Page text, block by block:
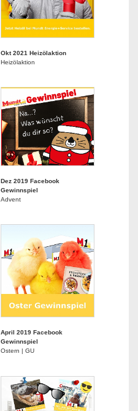
Okt 2021 Heizölaktion
Heizölaktion
Dez 2019 Facebook
Gewinnspiel
Advent
April 2019 Facebook
Gewinnspiel
Ostern | GU